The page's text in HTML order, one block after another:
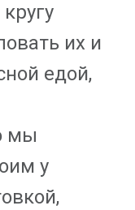
их и
едой,
мы
у